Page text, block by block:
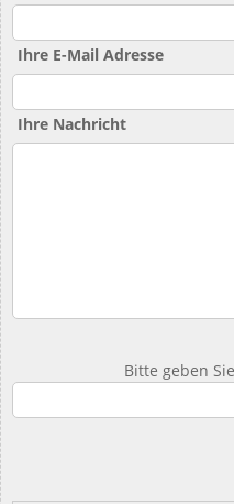
Ihre E-Mail Adresse
Ihre Nachricht
Bitte geben